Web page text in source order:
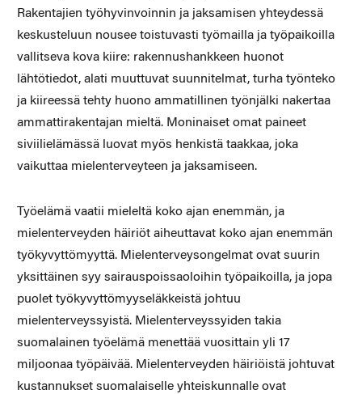
Rakentajien työhyvinvoinnin ja jaksamisen yhteydessä
keskusteluun nousee toistuvasti työmailla ja työpaikoilla
vallitseva kova kiire: rakennushankkeen huonot
lähtötiedot, alati muuttuvat suunnitelmat, turha työnteko
ja kiireessä tehty huono ammatillinen työnjälki nakertaa
ammattirakentajan mieltä. Moninaiset omat paineet
siviilielämässä luovat myös henkistä taakkaa, joka
vaikuttaa mielenterveyteen ja jaksamiseen.
Työelämä vaatii mieleltä koko ajan enemmän, ja
mielenterveyden häiriöt aiheuttavat koko ajan enemmän
työkyvyttömyyttä. Mielenterveysongelmat ovat suurin
yksittäinen syy sairauspoissaoloihin työpaikoilla, ja jopa
puolet työkyvyttömyyseläkkeistä johtuu
mielenterveyssyistä. Mielenterveyssyiden takia
suomalainen työelämä menettää vuosittain yli 17
miljoonaa työpäivää. Mielenterveyden häiriöistä johtuvat
kustannukset suomalaiselle yhteiskunnalle ovat